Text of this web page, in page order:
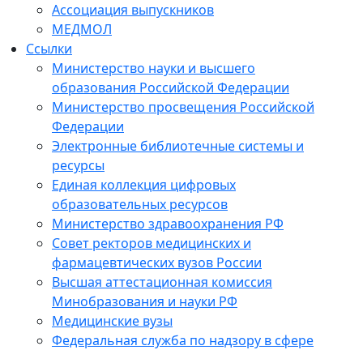
Ассоциация выпускников
МЕДМОЛ
Ссылки
Министерство науки и высшего
образования Российской Федерации
Министерство просвещения Российской
Федерации
Электронные библиотечные системы и
ресурсы
Единая коллекция цифровых
образовательных ресурсов
Министерство здравоохранения РФ
Совет ректоров медицинских и
фармацевтических вузов России
Высшая аттестационная комиссия
Минобразования и науки РФ
Медицинские вузы
Федеральная служба по надзору в сфере